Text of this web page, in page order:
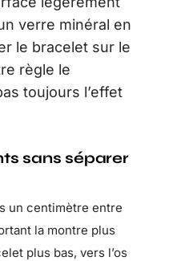
verre minéral en
le bracelet sur le
règle le
toujours l’effet
sans séparer
un centimètre entre
la montre plus
plus bas, vers l’os